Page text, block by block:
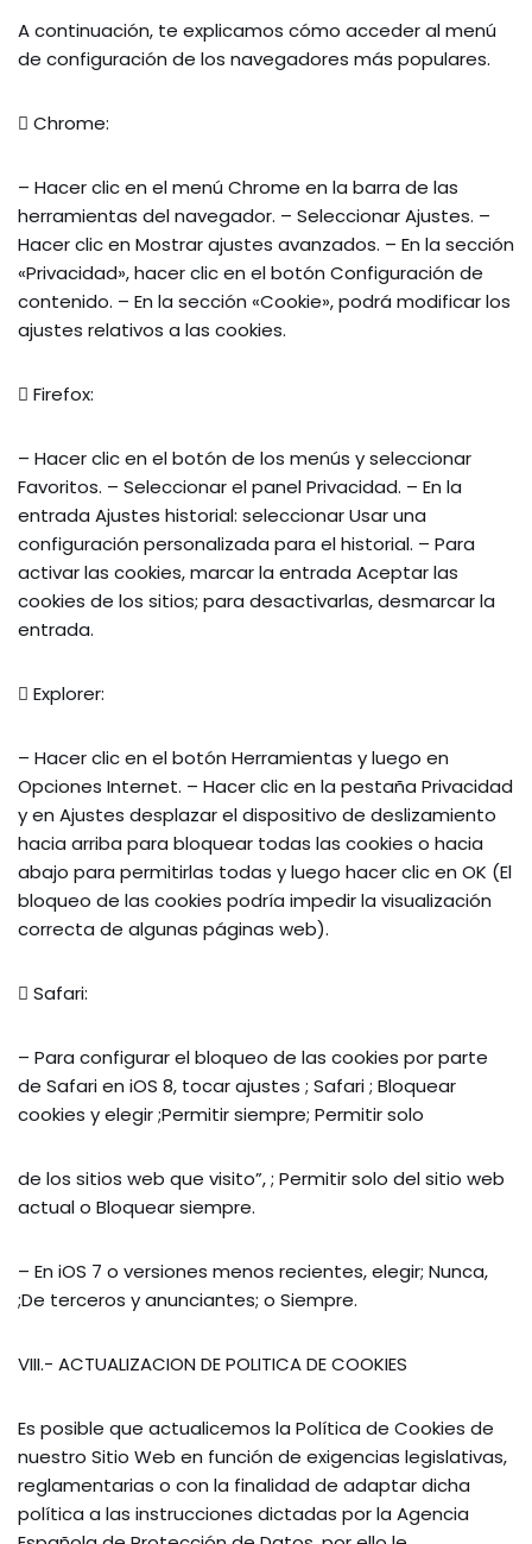
A continuación, te explicamos cómo acceder al menú
de configuración de los navegadores más populares.
 Chrome:
– Hacer clic en el menú Chrome en la barra de las
herramientas del navegador. – Seleccionar Ajustes. –
Hacer clic en Mostrar ajustes avanzados. – En la sección
«Privacidad», hacer clic en el botón Configuración de
contenido. – En la sección «Cookie», podrá modificar los
ajustes relativos a las cookies.
 Firefox:
– Hacer clic en el botón de los menús y seleccionar
Favoritos. – Seleccionar el panel Privacidad. – En la
entrada Ajustes historial: seleccionar Usar una
configuración personalizada para el historial. – Para
activar las cookies, marcar la entrada Aceptar las
cookies de los sitios; para desactivarlas, desmarcar la
entrada.
 Explorer:
– Hacer clic en el botón Herramientas y luego en
Opciones Internet. – Hacer clic en la pestaña Privacidad
y en Ajustes desplazar el dispositivo de deslizamiento
hacia arriba para bloquear todas las cookies o hacia
abajo para permitirlas todas y luego hacer clic en OK (El
bloqueo de las cookies podría impedir la visualización
correcta de algunas páginas web).
 Safari:
– Para configurar el bloqueo de las cookies por parte
de Safari en iOS 8, tocar ajustes ; Safari ; Bloquear
cookies y elegir ;Permitir siempre; Permitir solo
de los sitios web que visito”, ; Permitir solo del sitio web
actual o Bloquear siempre.
– En iOS 7 o versiones menos recientes, elegir; Nunca,
;De terceros y anunciantes; o Siempre.
VIII.- ACTUALIZACION DE POLITICA DE COOKIES
Es posible que actualicemos la Política de Cookies de
nuestro Sitio Web en función de exigencias legislativas,
reglamentarias o con la finalidad de adaptar dicha
política a las instrucciones dictadas por la Agencia